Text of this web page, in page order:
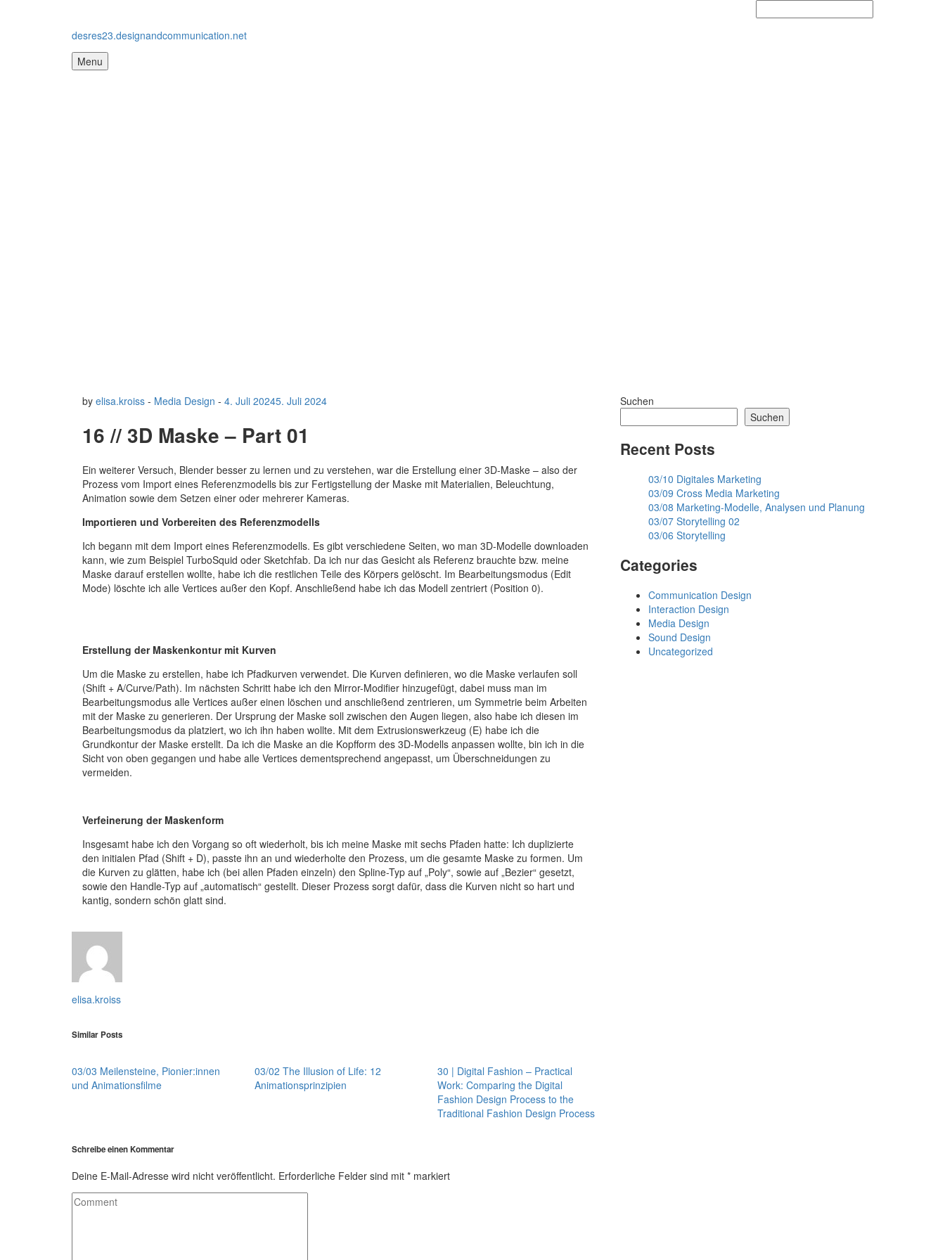
desres23.designandcommunication.net
Menu
by elisa.kroiss - Media Design - 4. Juli 20245. Juli 2024
16 // 3D Maske – Part 01
Ein weiterer Versuch, Blender besser zu lernen und zu verstehen, war die Erstellung einer 3D-Maske – also der
Prozess vom Import eines Referenzmodells bis zur Fertigstellung der Maske mit Materialien, Beleuchtung,
Animation sowie dem Setzen einer oder mehrerer Kameras.
Importieren und Vorbereiten des Referenzmodells
Ich begann mit dem Import eines Referenzmodells. Es gibt verschiedene Seiten, wo man 3D-Modelle downloaden
kann, wie zum Beispiel TurboSquid oder Sketchfab. Da ich nur das Gesicht als Referenz brauchte bzw. meine
Maske darauf erstellen wollte, habe ich die restlichen Teile des Körpers gelöscht. Im Bearbeitungsmodus (Edit
Mode) löschte ich alle Vertices außer den Kopf. Anschließend habe ich das Modell zentriert (Position 0).
Erstellung der Maskenkontur mit Kurven
Um die Maske zu erstellen, habe ich Pfadkurven verwendet. Die Kurven definieren, wo die Maske verlaufen soll
(Shift + A/Curve/Path). Im nächsten Schritt habe ich den Mirror-Modifier hinzugefügt, dabei muss man im
Bearbeitungsmodus alle Vertices außer einen löschen und anschließend zentrieren, um Symmetrie beim Arbeiten
mit der Maske zu generieren. Der Ursprung der Maske soll zwischen den Augen liegen, also habe ich diesen im
Bearbeitungsmodus da platziert, wo ich ihn haben wollte. Mit dem Extrusionswerkzeug (E) habe ich die
Grundkontur der Maske erstellt. Da ich die Maske an die Kopfform des 3D-Modells anpassen wollte, bin ich in die
Sicht von oben gegangen und habe alle Vertices dementsprechend angepasst, um Überschneidungen zu
vermeiden.
Verfeinerung der Maskenform
Insgesamt habe ich den Vorgang so oft wiederholt, bis ich meine Maske mit sechs Pfaden hatte: Ich duplizierte
den initialen Pfad (Shift + D), passte ihn an und wiederholte den Prozess, um die gesamte Maske zu formen. Um
die Kurven zu glätten, habe ich (bei allen Pfaden einzeln) den Spline-Typ auf „Poly“, sowie auf „Bezier“ gesetzt,
sowie den Handle-Typ auf „automatisch“ gestellt. Dieser Prozess sorgt dafür, dass die Kurven nicht so hart und
kantig, sondern schön glatt sind.
elisa.kroiss
Similar Posts
03/03 Meilensteine, Pionier:innen
und Animationsfilme
03/02 The Illusion of Life: 12
Animationsprinzipien
30 | Digital Fashion – Practical
Work: Comparing the Digital
Fashion Design Process to the
Traditional Fashion Design Process
Schreibe einen Kommentar
Deine E-Mail-Adresse wird nicht veröffentlicht. Erforderliche Felder sind mit * markiert
Suchen
Suchen
Recent Posts
03/10 Digitales Marketing
03/09 Cross Media Marketing
03/08 Marketing-Modelle, Analysen und Planung
03/07 Storytelling 02
03/06 Storytelling
Categories
Communication Design
Interaction Design
Media Design
Sound Design
Uncategorized